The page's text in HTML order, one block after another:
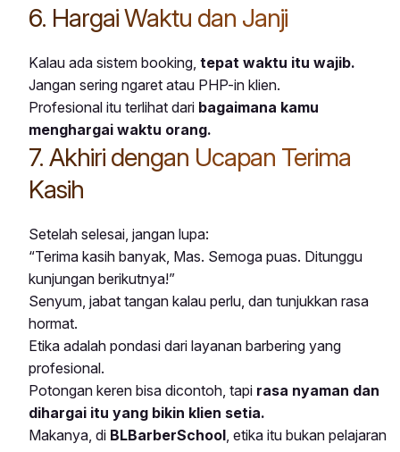
6. Hargai Waktu dan Janji
Kalau ada sistem booking, tepat waktu itu wajib.
Jangan sering ngaret atau PHP-in klien.
Profesional itu terlihat dari bagaimana kamu
menghargai waktu orang.
7. Akhiri dengan Ucapan Terima
Kasih
Setelah selesai, jangan lupa:
“Terima kasih banyak, Mas. Semoga puas. Ditunggu
kunjungan berikutnya!”
Senyum, jabat tangan kalau perlu, dan tunjukkan rasa
hormat.
Etika adalah pondasi dari layanan barbering yang
profesional.
Potongan keren bisa dicontoh, tapi rasa nyaman dan
dihargai itu yang bikin klien setia.
Makanya, di BLBarberSchool , etika itu bukan pelajaran